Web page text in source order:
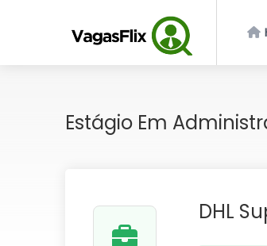
Estágio Em
DHL